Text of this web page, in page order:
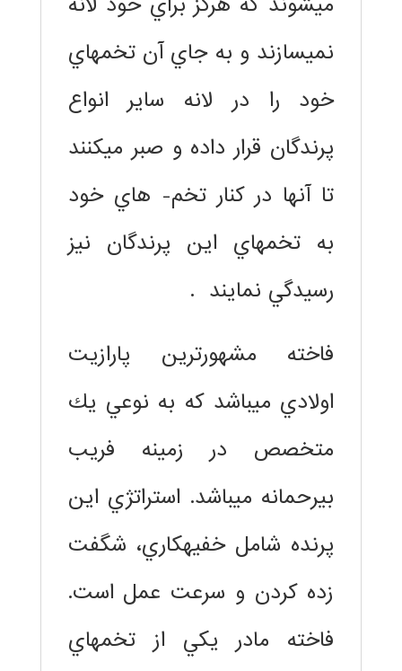
نميسازند و به جاي آن تخمهاي
خود را در لانه ساير انواع
پرندگان قرار داده و صبر ميكنند
تا آنها در كنار تخم- هاي خود
به تخمهاي اين پرندگان نيز
رسيدگي نمايند .
فاخته مشهورترين پارازيت
اولادي ميباشد كه به نوعي يك
متخصص در زمينه فريب
بيرحمانه ميباشد. استراتژي اين
پرنده شامل خفيهكاري، شگفت
زده كردن و سرعت عمل است.
فاخته مادر يكي از تخمهاي